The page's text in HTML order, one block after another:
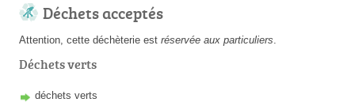
Déchets acceptés
Attention, cette déchèterie est réservée aux particuliers
Déchets verts
déchets verts